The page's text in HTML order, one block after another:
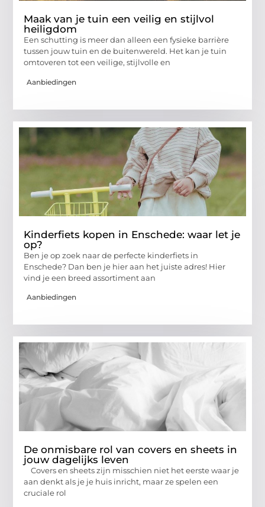
Maak van je tuin een veilig en stijlvol
heiligdom
Een schutting is meer dan alleen een fysieke barrière
tussen jouw tuin en de buitenwereld. Het kan je tuin
omtoveren tot een veilige, stijlvolle en
Aanbiedingen
Kinderfiets kopen in Enschede: waar let je
op?
Ben je op zoek naar de perfecte kinderfiets in
Enschede? Dan ben je hier aan het juiste adres! Hier
vind je een breed assortiment aan
Aanbiedingen
De onmisbare rol van covers en sheets in
jouw dagelijks leven
Covers en sheets zijn misschien niet het eerste waar je
aan denkt als je je huis inricht, maar ze spelen een
cruciale rol